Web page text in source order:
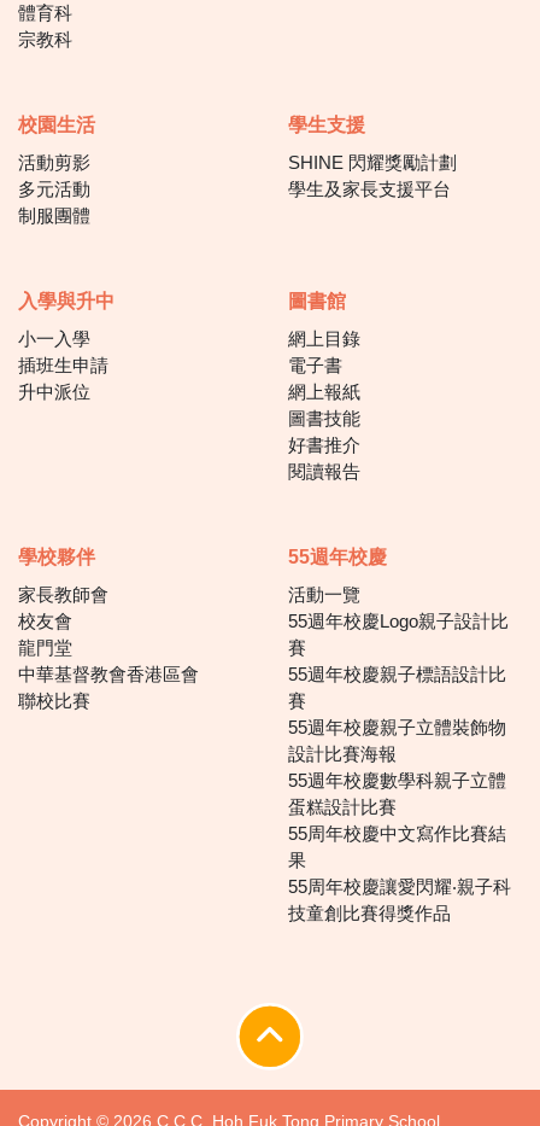
體育科
宗教科
校園生活
活動剪影
多元活動
制服團體
學生支援
SHINE 閃耀獎勵計劃
學生及家長支援平台
入學與升中
小一入學
插班生申請
升中派位
圖書館
網上目錄
電子書
網上報紙
圖書技能
好書推介
閱讀報告
學校夥伴
家長教師會
校友會
龍門堂
中華基督教會香港區會
聯校比賽
55週年校慶
活動一覽
55週年校慶Logo親子設計比
賽
55週年校慶親子標語設計比
賽
55週年校慶親子立體裝飾物
設計比賽海報
55週年校慶數學科親子立體
蛋糕設計比賽
55周年校慶中文寫作比賽結
果
55周年校慶讓愛閃耀‧親子科
技童創比賽得獎作品
Copyright © 2026 C.C.C. Hoh Fuk Tong Primary School.